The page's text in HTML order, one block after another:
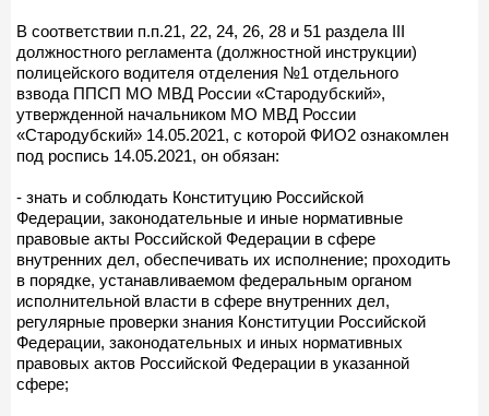
В соответствии п.п.21, 22, 24, 26, 28 и 51 раздела III
должностного регламента (должностной инструкции)
полицейского водителя отделения №1 отдельного
взвода ППСП МО МВД России «Стародубский»,
утвержденной начальником МО МВД России
«Стародубский» 14.05.2021, с которой ФИО2 ознакомлен
под роспись 14.05.2021, он обязан:
- знать и соблюдать Конституцию Российской
Федерации, законодательные и иные нормативные
правовые акты Российской Федерации в сфере
внутренних дел, обеспечивать их исполнение; проходить
в порядке, устанавливаемом федеральным органом
исполнительной власти в сфере внутренних дел,
регулярные проверки знания Конституции Российской
Федерации, законодательных и иных нормативных
правовых актов Российской Федерации в указанной
сфере;